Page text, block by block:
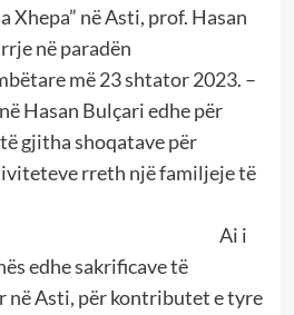
në Asti, prof. Hasan
në paradën
më 23 shtator 2023. –
Hasan Bulçari edhe për
gjitha shoqatave për
rreth një familjeje të
Ai i
edhe sakrificave të
Asti, për kontributet e tyre